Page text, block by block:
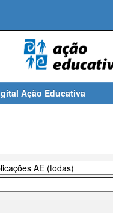
Ação Educativa